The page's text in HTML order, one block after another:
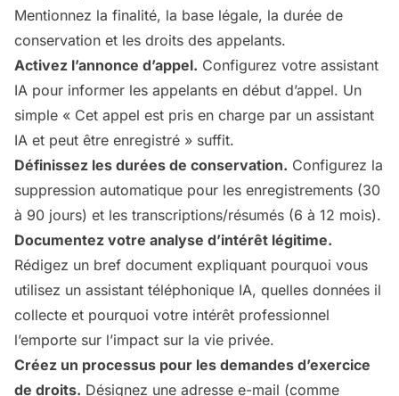
Mentionnez la finalité, la base légale, la durée de
conservation et les droits des appelants.
Activez l’annonce d’appel. Configurez votre assistant
IA pour informer les appelants en début d’appel. Un
simple « Cet appel est pris en charge par un assistant
IA et peut être enregistré » suffit.
Définissez les durées de conservation. Configurez la
suppression automatique pour les enregistrements (30
à 90 jours) et les transcriptions/résumés (6 à 12 mois).
Documentez votre analyse d’intérêt légitime.
Rédigez un bref document expliquant pourquoi vous
utilisez un assistant téléphonique IA, quelles données il
collecte et pourquoi votre intérêt professionnel
l’emporte sur l’impact sur la vie privée.
Créez un processus pour les demandes d’exercice
de droits. Désignez une adresse e-mail (comme